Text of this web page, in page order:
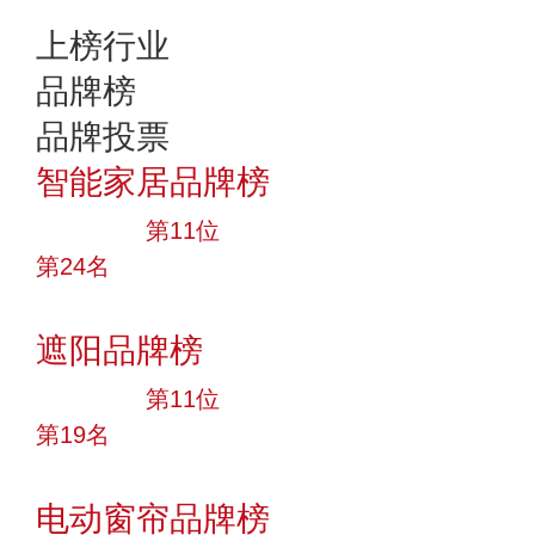
上榜行业
品牌榜
品牌投票
智能家居品牌榜
第11位
第24名
遮阳品牌榜
第11位
第19名
电动窗帘品牌榜